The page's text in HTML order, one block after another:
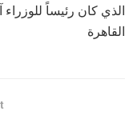
الذي كان رئيساً
القاهرة